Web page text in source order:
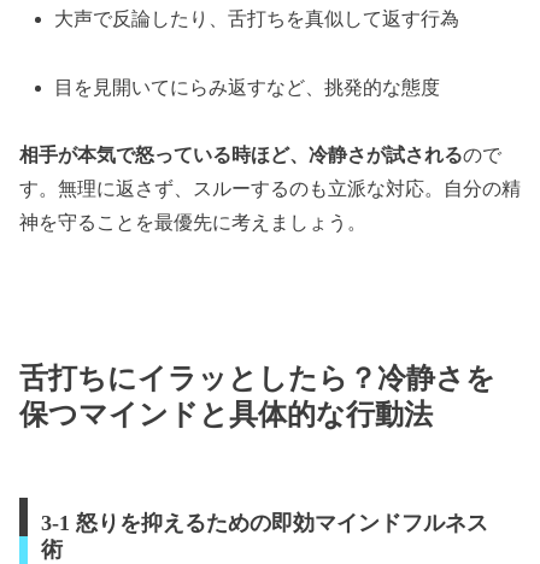
大声で反論したり、舌打ちを真似して返す行為
目を見開いてにらみ返すなど、挑発的な態度
相手が本気で怒っている時ほど、冷静さが試されるので
す。無理に返さず、スルーするのも立派な対応。自分の精
神を守ることを最優先に考えましょう。
舌打ちにイラッとしたら？冷静さを
保つマインドと具体的な行動法
3-1 怒りを抑えるための即効マインドフルネス
術